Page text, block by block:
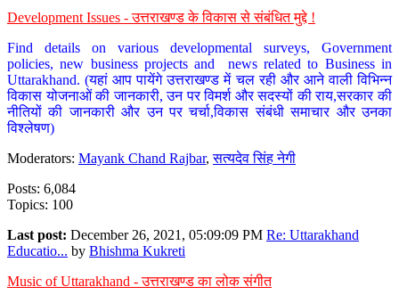
Development Issues - उत्तराखण्ड के विकास से संबंधित मुद्दे !
Find details on various developmental surveys, Government
policies, new business projects and news related to Business in
Uttarakhand. (यहां आप पायेंगे उत्तराखण्ड में चल रही और आने वाली विभिन्न
विकास योजनाओं की जानकारी, उन पर विमर्श और सदस्यों की राय,सरकार की
नीतियों की जानकारी और उन पर चर्चा,विकास संबंधी समाचार और उनका
विश्लेषण)
Moderators: Mayank Chand Rajbar,सत्यदेव सिंह नेगी
Posts: 6,084
Topics: 100
Last post: December 26, 2021, 05:09:09 PM Re: Uttarakhand
Educatio... by Bhishma Kukreti
Music of Uttarakhand - उत्तराखण्ड का लोक संगीत